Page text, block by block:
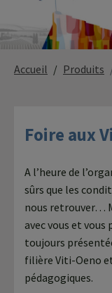
Accueil Produits
Foire aux
A l’heure de
sûrs que les
nous retrouver…
avec vous et vous
toujours
filière Viti-Oeno
pédagogiques.